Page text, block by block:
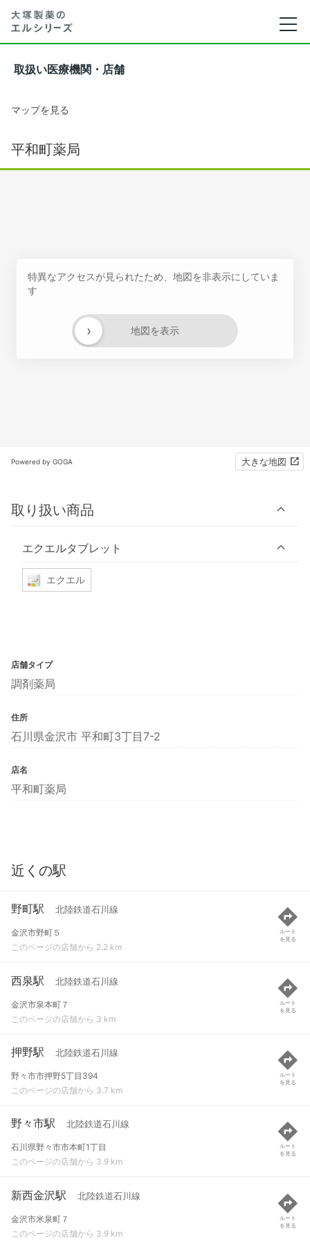
取扱い医療機関・店舗
マップを見る
平和町薬局
特異なアクセスが見られたため、地図を非表示にしていま
す
地図を表示
›
Powered by GOGA 大きな地図
取り扱い商品
エクエルタブレット
エクエル
店舗タイプ
調剤薬局
住所
石川県金沢市 平和町3丁目7-2
店名
平和町薬局
近くの駅
野町駅 北陸鉄道石川線
金沢市野町５
このページの店舗から 2.2 km
ルート
を見る
西泉駅 北陸鉄道石川線
金沢市泉本町７
このページの店舗から 3 km
ルート
を見る
押野駅 北陸鉄道石川線
野々市市押野5丁目394
このページの店舗から 3.7 km
ルート
を見る
野々市駅 北陸鉄道石川線
石川県野々市市本町1丁目
このページの店舗から 3.9 km
ルート
を見る
新西金沢駅 北陸鉄道石川線
金沢市米泉町７
このページの店舗から 3.9 km
ルート
を見る